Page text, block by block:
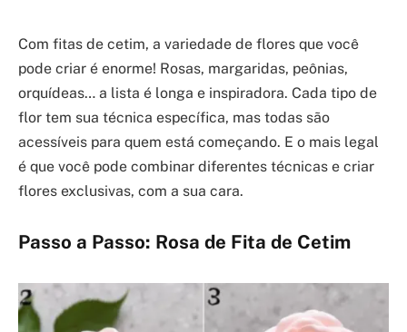
Com fitas de cetim, a variedade de flores que você
pode criar é enorme! Rosas, margaridas, peônias,
orquídeas… a lista é longa e inspiradora. Cada tipo de
flor tem sua técnica específica, mas todas são
acessíveis para quem está começando. E o mais legal
é que você pode combinar diferentes técnicas e criar
flores exclusivas, com a sua cara.
Passo a Passo: Rosa de Fita de Cetim